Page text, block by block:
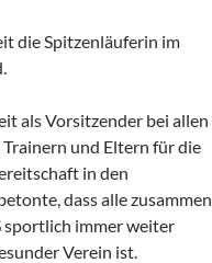
die Spitzenläuferin im
als Vorsitzender bei allen
und Eltern für die
in den
dass alle zusammen
sportlich immer weiter
Verein ist.